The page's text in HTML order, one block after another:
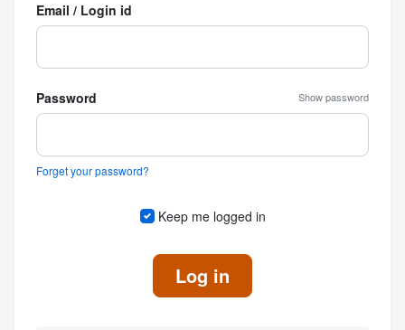
Email / Login id
Password Show password
Forget your password?
Keep me logged in
Log in